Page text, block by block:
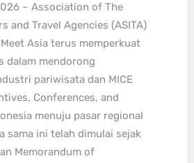
– Association of The
and Travel Agencies (ASITA)
Asia terus memperkuat
dalam mendorong
pariwisata dan MICE
Conferences, and
menuju pasar regional
sama ini telah dimulai sejak
Memorandum of